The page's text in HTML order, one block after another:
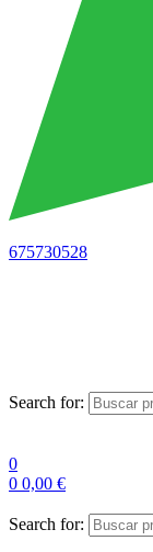
675730528
Search for:
0
0 0,00 €
Search for: